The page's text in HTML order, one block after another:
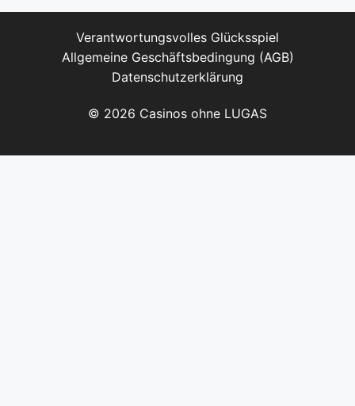
Verantwortungsvolles Glücksspiel
Allgemeine Geschäftsbedingung (AGB)
Datenschutzerklärung
© 2026 Casinos ohne LUGAS